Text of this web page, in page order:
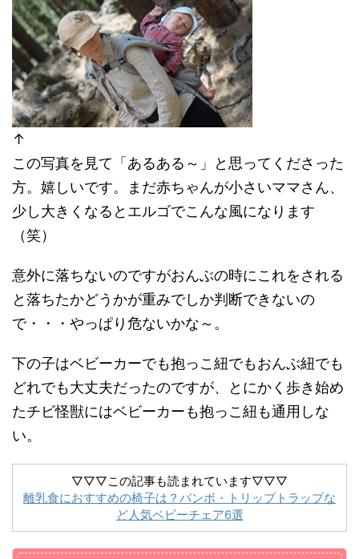
↑
この写真を見て「あるある～」と思ってくださった
方。嬉しいです。まだ赤ちゃんが小さいママさん、
少し大きくなるとエルゴでこんな風になります
（笑）
意外に落ちないのですがおんぶの時にこれをされる
と落ちたかどうかが重みでしか判断できないの
で・・・やっぱり危ないかな～。
下の子はベビーカーでも抱っこ紐でもおんぶ紐でも
どれでも大丈夫だったのですが、とにかく歩き始め
たチビ怪獣にはベビーカーも抱っこ紐も通用しな
い。
▽▽▽この記事も読まれています▽▽▽
離乳食におすすめの椅子は？バンボ・トリップトラップな
ど人気ベビーチェア6選